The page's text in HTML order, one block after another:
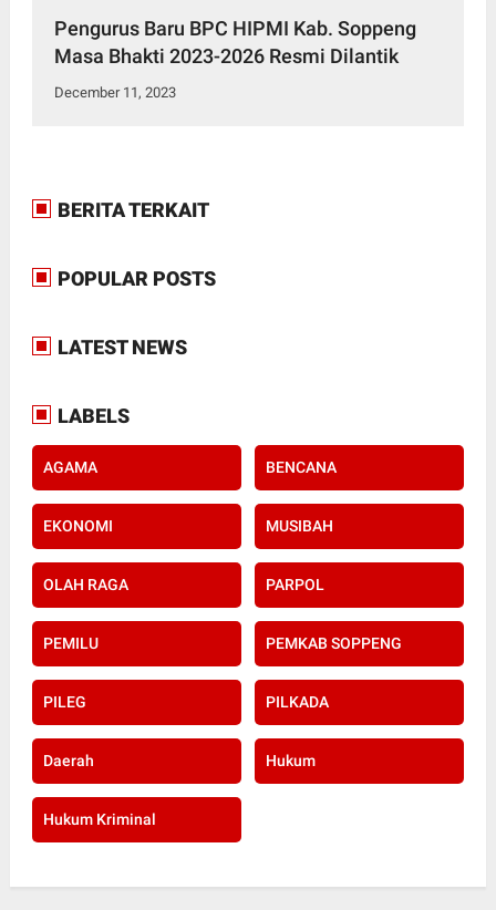
Pengurus Baru BPC HIPMI Kab. Soppeng
Masa Bhakti 2023-2026 Resmi Dilantik
December 11, 2023
BERITA TERKAIT
POPULAR POSTS
LATEST NEWS
LABELS
AGAMA BENCANA
EKONOMI MUSIBAH
OLAH RAGA PARPOL
PEMILU PEMKAB SOPPENG
PILEG PILKADA
Daerah Hukum
Hukum Kriminal